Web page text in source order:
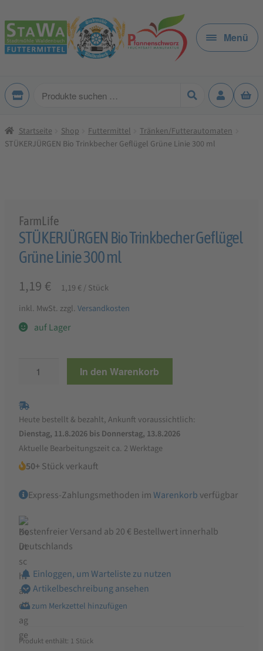
Zur
Navigation
springen
Zum
Inhalt
springen
Menü
Produkte
Startseite Shop Futtermittel
Tränken/Futterautomaten
STÜKERJÜRGEN Bio Trinkbecher Geflügel Grüne Linie 300 ml
FarmLife
STÜKERJÜRGEN Bio Trinkbecher Geflügel
Grüne Linie 300 ml
1,19 € 1,19 €/Stück
inkl. MwSt. zzgl. Versandkosten
auf Lager
Geflügel
Grüne
Linie
300
ml
In den Warenkorb
Heute bestellt & bezahlt, Ankunft voraussichtlich:
Dienstag, 11.8.2026 bis Donnerstag, 13.8.2026
Aktuelle Bearbeitungszeit ca. 2 Werktage
50+Stück verkauft
Express-Zahlungsmethoden imWarenkorb verfügbar
Kostenfreier Versand ab 20 € Bestellwert innerhalb
Deutschlands
Einloggen, um Warteliste zu nutzen
Artikelbeschreibung ansehen
Produkt enthält: 1 Stück